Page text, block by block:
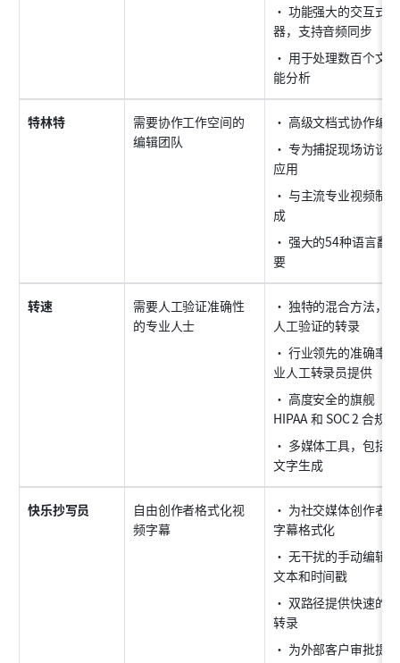
• 功能强大的交互式
器，支持音频同步
• 用于处理数百个文
能分析
特林特
需要协作工作空间的
编辑团队
• 高级文档式协作编
• 专为捕捉现场访谈
应用
• 与主流专业视频制
成
• 强大的54种语言翻
要
转速
需要人工验证准确性
的专业人士
• 独特的混合方法，
人工验证的转录
• 行业领先的准确率
业人工转录员提供
• 高度安全的旗舰（
HIPAA 和 SOC 2 合规
• 多媒体工具，包括
文字生成
快乐抄写员
自由创作者格式化视
频字幕
• 为社交媒体创作者
字幕格式化
• 无干扰的手动编辑
文本和时间戳
• 双路径提供快速的
转录
• 为外部客户审批提